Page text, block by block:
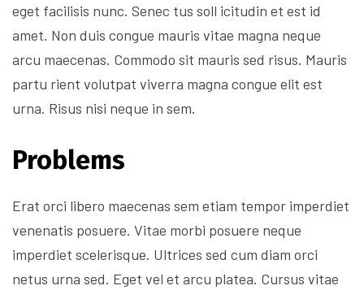
eget facilisis nunc. Senec tus soll icitudin et est id
amet. Non duis congue mauris vitae magna neque
arcu maecenas. Commodo sit mauris sed risus. Mauris
partu rient volutpat viverra magna congue elit est
urna. Risus nisi neque in sem.
Problems
Erat orci libero maecenas sem etiam tempor imperdiet
venenatis posuere. Vitae morbi posuere neque
imperdiet scelerisque. Ultrices sed cum diam orci
netus urna sed. Eget vel et arcu platea. Cursus vitae